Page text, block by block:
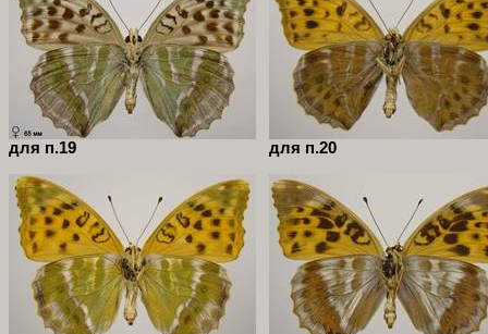
для п.19 для п.20